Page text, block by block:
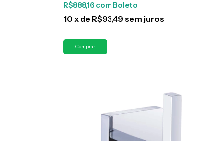
R$888,16 com Boleto
10 x de R$93,49 sem juros